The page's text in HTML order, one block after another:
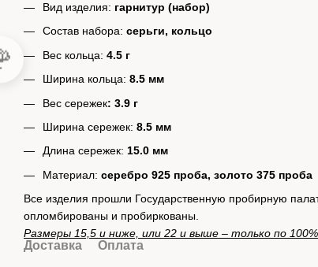
Вид изделия: гарнитур (набор)
Состав набора: серьги, кольцо
Вес кольца: 4.5 г
Ширина кольца: 8.5 мм
Вес сережек: 3.9 г
Ширина сережек: 8.5 мм
Длина сережек: 15.0 мм
Материал: серебро 925 проба, золото 375 проба
Все изделия прошли Государственную пробирную
опломбированы и пробиркованы.
Размеры 15,5 и ниже, или 22 и выше – только по
Доставка Оплата